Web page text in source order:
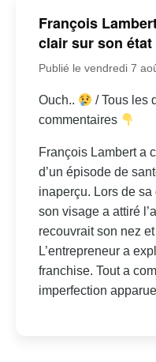
François
clair sur son
Publié le vendredi 7
Ouch..
/ Tous les
commentaires
François Lambert a
d’un épisode de
inaperçu. Lors de
son visage a attiré
recouvrait son nez
L’entrepreneur a
franchise. Tout a
imperfection